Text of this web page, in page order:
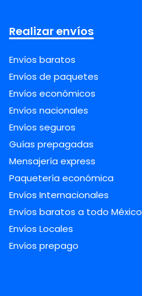
Realizar envíos
Envíos baratos
Envíos de paquetes
Envíos económicos
Envíos nacionales
Envíos seguros
Guías prepagadas
Mensajería express
Paquetería económica
Envíos Internacionales
Envíos baratos a todo México
Envíos Locales
Envíos prepago